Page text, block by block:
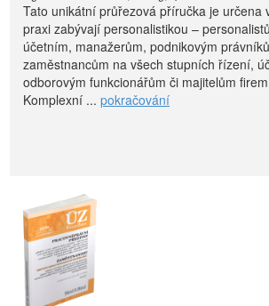
Tato unikátní průřezová příručka je určena
praxi zabývají personalistikou –
účetním, manažerům, podnikovým
zaměstnancům na všech stupních řízení,
odborovým funkcionářům či majitelům
Komplexní ... pokračování